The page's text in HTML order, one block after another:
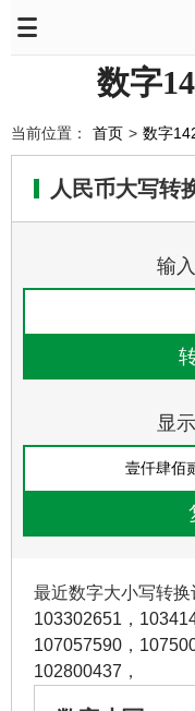
数字
当前位置： 首页 > 数字
人民币大写转
输
显
最近数字大小写转换
103302651 ，
107057590 ，
102800437 ，